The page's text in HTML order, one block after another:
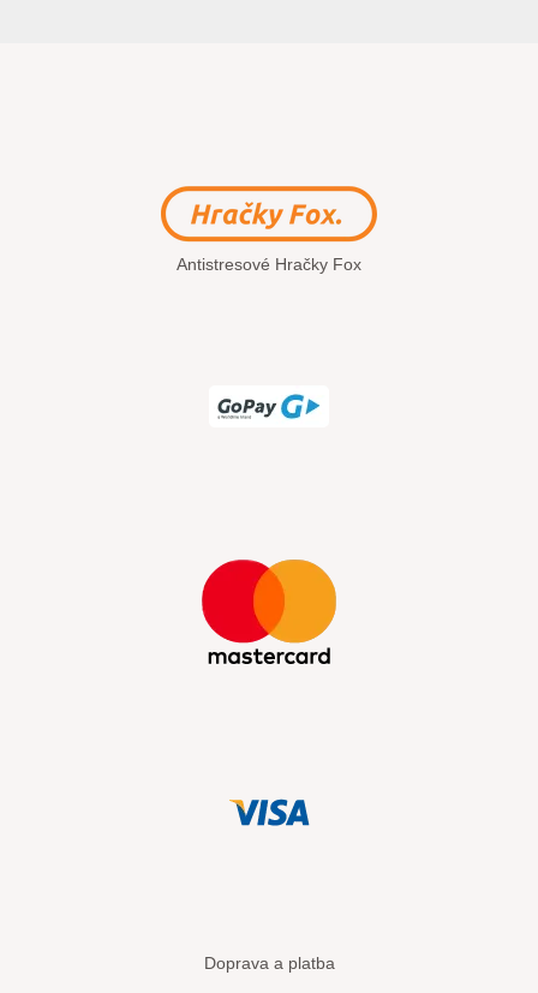
Antistresové Hračky Fox
Doprava a platba